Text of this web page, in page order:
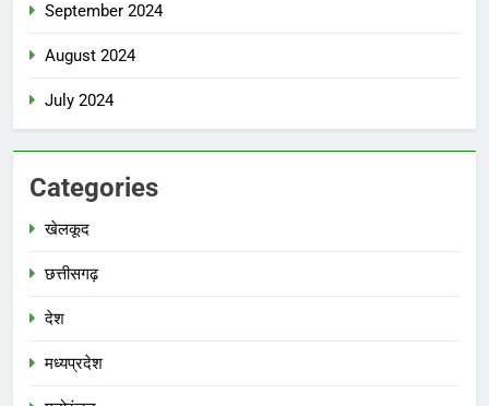
September 2024
August 2024
July 2024
Categories
खेलकूद
छत्तीसगढ़
देश
मध्‍यप्रदेश